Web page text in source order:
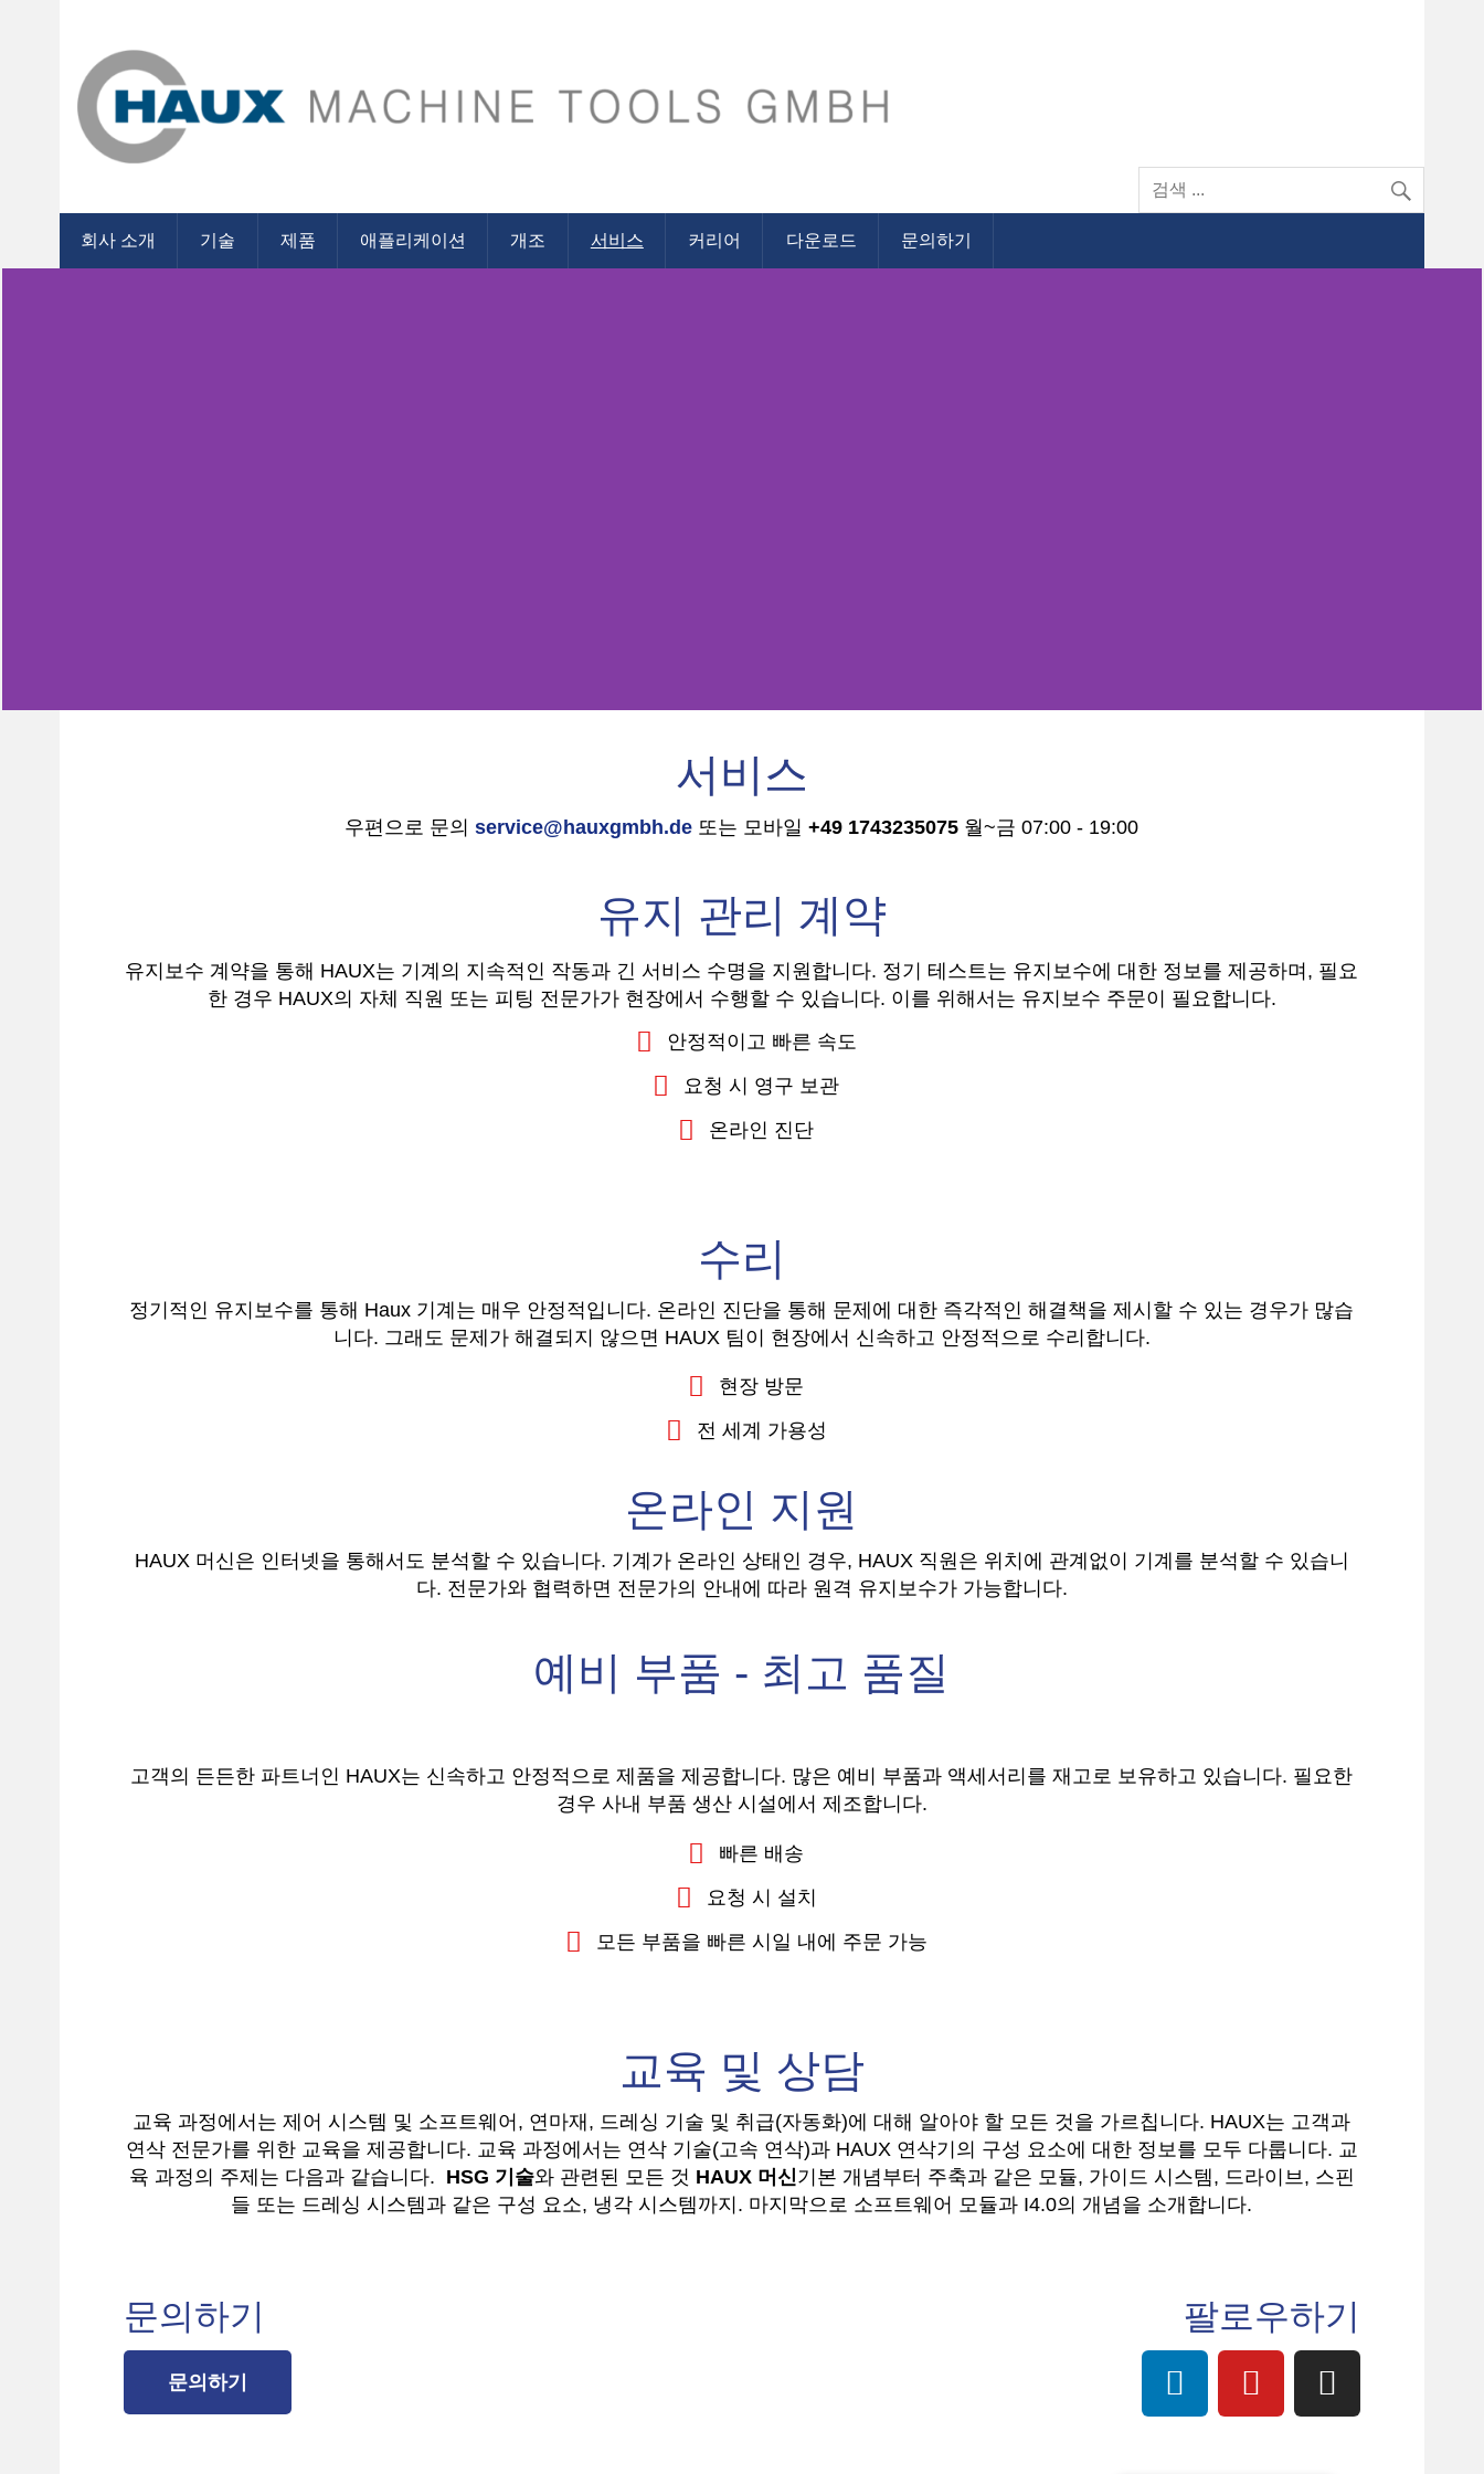
회사 소개 기술 제품 애플리케이션 개조 서비스 커리어 다운로드 문의하기
서비스
우편으로 문의 service@hauxgmbh.de 또는 모바일+49 1743235075 월~금 07:00 - 19:00
유지 관리 계약
유지보수 계약을 통해 HAUX는 기계의 지속적인 작동과 긴 서비스 수명을 지원합니다. 정기 테스트는 유지보수에 대한 정보를 제공하며, 필요
한 경우 HAUX의 자체 직원 또는 피팅 전문가가 현장에서 수행할 수 있습니다. 이를 위해서는 유지보수 주문이 필요합니다.
안정적이고 빠른 속도
요청 시 영구 보관
온라인 진단
수리
정기적인 유지보수를 통해 Haux 기계는 매우 안정적입니다. 온라인 진단을 통해 문제에 대한 즉각적인 해결책을 제시할 수 있는 경우가 많습
니다. 그래도 문제가 해결되지 않으면 HAUX 팀이 현장에서 신속하고 안정적으로 수리합니다.
현장 방문
전 세계 가용성
온라인 지원
HAUX 머신은 인터넷을 통해서도 분석할 수 있습니다. 기계가 온라인 상태인 경우, HAUX 직원은 위치에 관계없이 기계를 분석할 수 있습니
다. 전문가와 협력하면 전문가의 안내에 따라 원격 유지보수가 가능합니다.
예비 부품 - 최고 품질
고객의 든든한 파트너인 HAUX는 신속하고 안정적으로 제품을 제공합니다. 많은 예비 부품과 액세서리를 재고로 보유하고 있습니다. 필요한
경우 사내 부품 생산 시설에서 제조합니다.
빠른 배송
요청 시 설치
모든 부품을 빠른 시일 내에 주문 가능
교육 및 상담
교육 과정에서는 제어 시스템 및 소프트웨어, 연마재, 드레싱 기술 및 취급(자동화)에 대해 알아야 할 모든 것을 가르칩니다. HAUX는 고객과
연삭 전문가를 위한 교육을 제공합니다. 교육 과정에서는 연삭 기술(고속 연삭)과 HAUX 연삭기의 구성 요소에 대한 정보를 모두 다룹니다. 교
육 과정의 주제는 다음과 같습니다. HSG 기술와 관련된 모든 것 HAUX 머신기본 개념부터 주축과 같은 모듈, 가이드 시스템, 드라이브, 스핀
들 또는 드레싱 시스템과 같은 구성 요소, 냉각 시스템까지. 마지막으로 소프트웨어 모듈과 I4.0의 개념을 소개합니다.
문의하기
문의하기
팔로우하기